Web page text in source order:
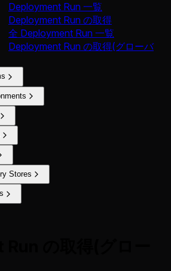
Deployment Run 一覧
Deployment Run の取得
全 Deployment Run 一覧
Deployment Run の取得(グローバ
Stores